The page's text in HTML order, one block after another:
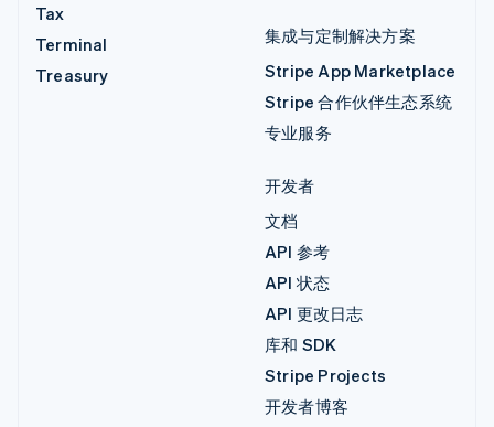
Tax
Terminal
Treasury
集成与定制解决方案
Stripe App Marketplace
Stripe 合作伙伴生态系统
专业服务
开发者
文档
API 参考
API 状态
API 更改日志
库和 SDK
Stripe Projects
开发者博客